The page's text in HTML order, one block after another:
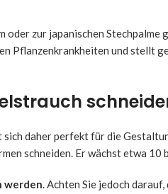
oder zur japanischen Stechpalme
Pflanzenkrankheiten und stellt
daher perfekt für die
schneiden. Er wächst etwa 10
werden. Achten Sie jedoch darauf,